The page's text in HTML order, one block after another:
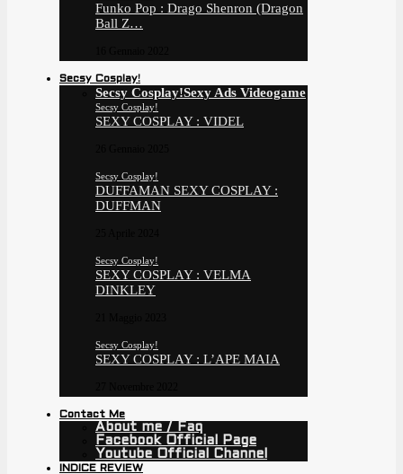
Funko Pop : Drago Shenron (Dragon
Ball Z…
Secsy Cosplay!
Secsy Cosplay!Sexy Ads Videogame
Secsy Cosplay!
SEXY COSPLAY : VIDEL
Secsy Cosplay!
DUFFAMAN SEXY COSPLAY :
DUFFMAN
Secsy Cosplay!
SEXY COSPLAY : VELMA
DINKLEY
Secsy Cosplay!
SEXY COSPLAY : L’APE MAIA
Contact Me
About me / Faq
Facebook Official Page
Youtube Official Channel
INDICE REVIEW